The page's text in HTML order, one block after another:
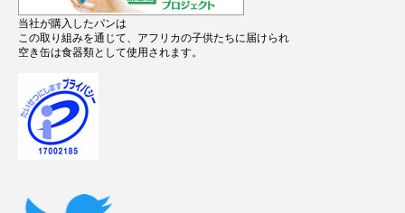
当社が購入したパンは
この取り組みを通じて、アフリカの子供たちに届けられ
空き缶は食器類として使用されます。